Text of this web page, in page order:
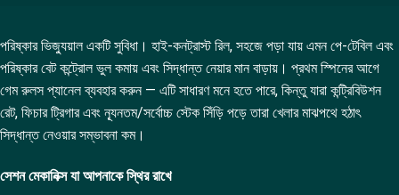
পরিষ্কার ভিজ্যুয়াল একটি সুবিধা। হাই-কনট্রাস্ট রিল, সহজে পড়া যায় এমন পে-টেবিল এবং
পরিষ্কার বেট কন্ট্রোল ভুল কমায় এবং সিদ্ধান্ত নেয়ার মান বাড়ায়। প্রথম স্পিনের আগে
গেম রুলস প্যানেল ব্যবহার করুন — এটি সাধারণ মনে হতে পারে, কিন্তু যারা কন্ট্রিবিউশন
রেট, ফিচার ট্রিগার এবং ন্যূনতম/সর্বোচ্চ স্টেক সিঁড়ি পড়ে তারা খেলার মাঝপথে হঠাৎ
সিদ্ধান্ত নেওয়ার সম্ভাবনা কম।
সেশন মেকানিক্স যা আপনাকে স্থির রাখে